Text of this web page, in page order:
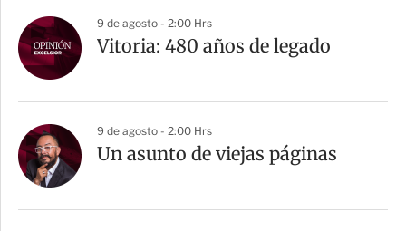
9 de agosto - 2:00 Hrs
Vitoria: 480 años de legado
9 de agosto - 2:00 Hrs
Un asunto de viejas páginas